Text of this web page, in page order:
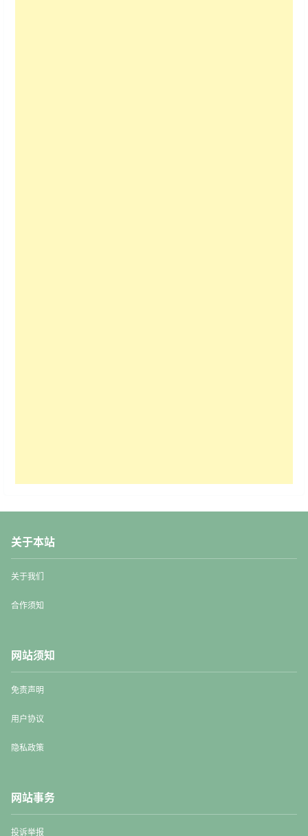
关于本站
关于我们
合作须知
网站须知
免责声明
用户协议
隐私政策
网站事务
投诉举报